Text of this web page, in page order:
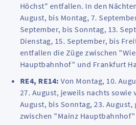
Höchst" entfallen. In den
August, bis Montag, 7.
September, bis Sonntag, 13.
Dienstag, 15. September, bis
entfallen die Züge zwischen
Hauptbahnhof" und Frankfurt
RE4, RE14: Von Montag, 10.
27. August, jeweils nachts sowie
August, bis Sonntag, 23. August,
zwischen "Mainz